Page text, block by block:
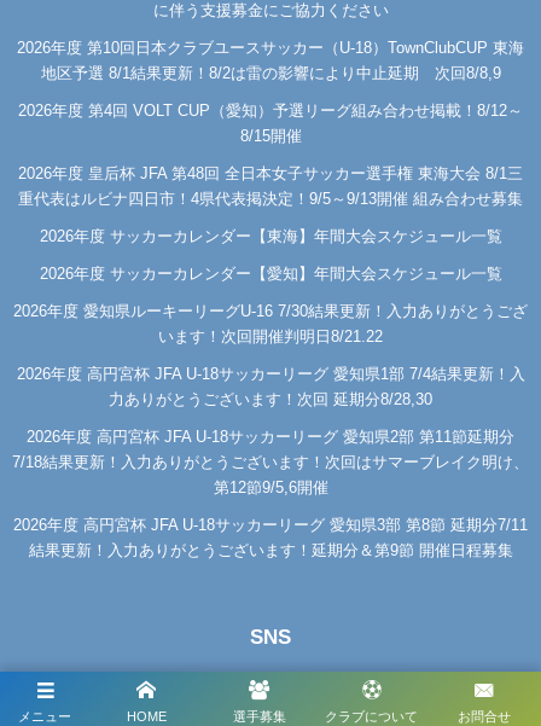
メニュー HOME 選手募集 クラブについて お問合せ
に伴う支援募金にご協力ください
2026年度 第10回日本クラブユースサッカー（U-18）TownClubCUP 東海
地区予選 8/1結果更新！8/2は雷の影響により中止延期 次回8/8,9
2026年度 第4回 VOLT CUP（愛知）予選リーグ組み合わせ掲載！8/12～
8/15開催
2026年度 皇后杯 JFA 第48回 全日本女子サッカー選手権 東海大会 8/1三
重代表はルビナ四日市！4県代表掲決定！9/5～9/13開催 組み合わせ募集
2026年度 サッカーカレンダー【東海】年間大会スケジュール一覧
2026年度 サッカーカレンダー【愛知】年間大会スケジュール一覧
2026年度 愛知県ルーキーリーグU-16 7/30結果更新！入力ありがとうござ
います！次回開催判明日8/21.22
2026年度 高円宮杯 JFA U-18サッカーリーグ 愛知県1部 7/4結果更新！入
力ありがとうございます！次回 延期分8/28,30
2026年度 高円宮杯 JFA U-18サッカーリーグ 愛知県2部 第11節延期分
7/18結果更新！入力ありがとうございます！次回はサマーブレイク明け、
第12節9/5,6開催
2026年度 高円宮杯 JFA U-18サッカーリーグ 愛知県3部 第8節 延期分7/11
結果更新！入力ありがとうございます！延期分＆第9節 開催日程募集
SNS